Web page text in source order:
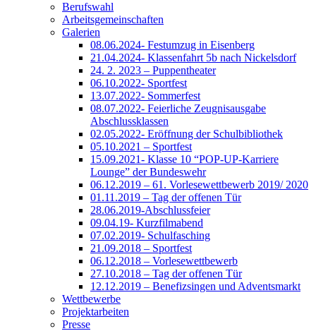
Berufswahl
Arbeitsgemeinschaften
Galerien
08.06.2024- Festumzug in Eisenberg
21.04.2024- Klassenfahrt 5b nach Nickelsdorf
24. 2. 2023 – Puppentheater
06.10.2022- Sportfest
13.07.2022- Sommerfest
08.07.2022- Feierliche Zeugnisausgabe
Abschlussklassen
02.05.2022- Eröffnung der Schulbibliothek
05.10.2021 – Sportfest
15.09.2021- Klasse 10 “POP-UP-Karriere
Lounge” der Bundeswehr
06.12.2019 – 61. Vorlesewettbewerb 2019/ 2020
01.11.2019 – Tag der offenen Tür
28.06.2019-Abschlussfeier
09.04.19- Kurzfilmabend
07.02.2019- Schulfasching
21.09.2018 – Sportfest
06.12.2018 – Vorlesewettbewerb
27.10.2018 – Tag der offenen Tür
12.12.2019 – Benefizsingen und Adventsmarkt
Wettbewerbe
Projektarbeiten
Presse